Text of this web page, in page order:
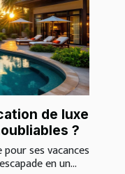
de luxe
?
ses vacances
en un...